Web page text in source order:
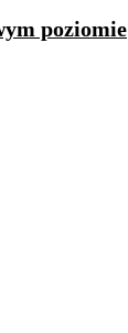
poziomie